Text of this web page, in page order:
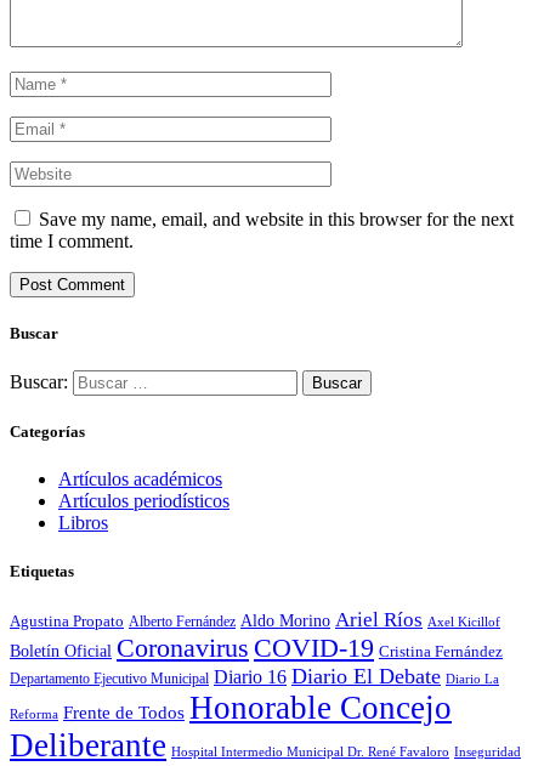
Save my name, email, and website in this browser for the next
time I comment.
Buscar
Buscar:
Categorías
Artículos académicos
Artículos periodísticos
Libros
Etiquetas
Agustina Propato Alberto Fernández Aldo Morino Ariel Ríos Axel Kicillof
Boletín Oficial Coronavirus COVID-19 Cristina Fernández
Departamento Ejecutivo Municipal Diario 16 Diario El Debate Diario La
Reforma Frente de Todos Honorable Concejo
Deliberante Hospital Intermedio Municipal Dr. René Favaloro Inseguridad